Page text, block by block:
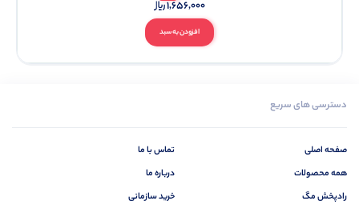
افزودن به سبد
1,656,000
دسترسی های سریع
صفحه اصلی
همه محصولات
رادپخش مگ
تماس با ما
درباره ما
خرید سازمانی